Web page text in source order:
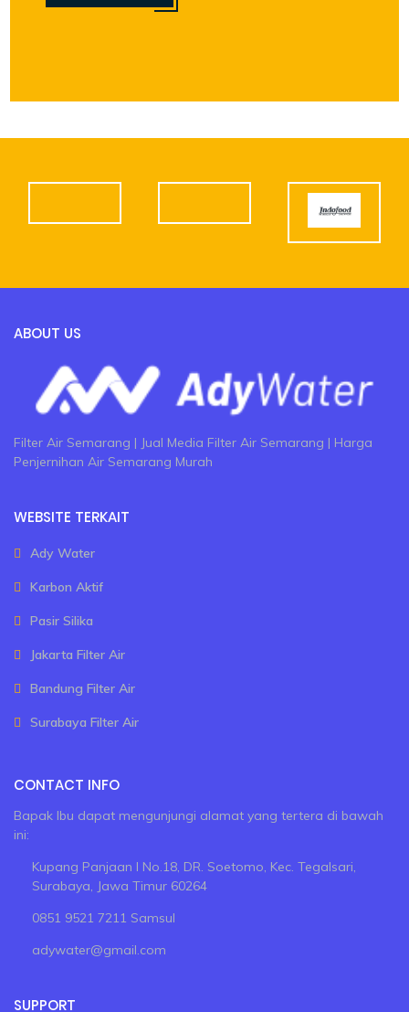
ABOUT US
Filter Air Semarang | Jual Media Filter Air Semarang | Harga
Penjernihan Air Semarang Murah
WEBSITE TERKAIT
Ady Water
Karbon Aktif
Pasir Silika
Jakarta Filter Air
Bandung Filter Air
Surabaya Filter Air
CONTACT INFO
Bapak Ibu dapat mengunjungi alamat yang tertera di bawah
ini:
Kupang Panjaan I No.18, DR. Soetomo, Kec. Tegalsari,
Surabaya, Jawa Timur 60264
0851 9521 7211 Samsul
adywater@gmail.com
SUPPORT